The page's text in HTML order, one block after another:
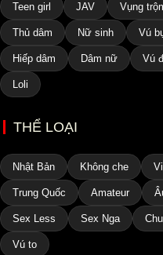
Teen girl JAV Vụng
Thủ dâm Nữ sinh Vú
Hiếp dâm Dâm nữ Vú
Loli
THỂ LOẠI
Nhật Bản Không che
Trung Quốc Amateur
Sex Less Sex Nga
Vú to